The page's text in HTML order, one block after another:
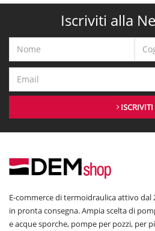
Iscriviti alla
ISCRIVITI
E-commerce di termoidraulica attivo
in pronta consegna. Ampia scelta di
e acque sporche, pompe per pozzi, per